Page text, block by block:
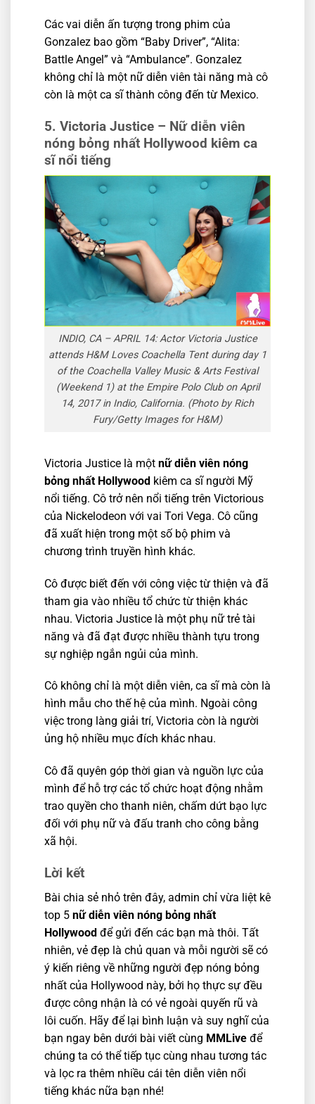
Các vai diễn ấn tượng trong phim của
Gonzalez bao gồm “Baby Driver”, “Alita:
Battle Angel” và “Ambulance”. Gonzalez
không chỉ là một nữ diễn viên tài năng mà cô
còn là một ca sĩ thành công đến từ Mexico.
5. Victoria Justice – Nữ diễn viên
nóng bỏng nhất Hollywood kiêm ca
sĩ nổi tiếng
INDIO, CA – APRIL 14: Actor Victoria Justice
attends H&M Loves Coachella Tent during day 1
of the Coachella Valley Music & Arts Festival
(Weekend 1) at the Empire Polo Club on April
14, 2017 in Indio, California. (Photo by Rich
Fury/Getty Images for H&M)
Victoria Justice là một nữ diễn viên nóng
bỏng nhất Hollywood kiêm ca sĩ người Mỹ
nổi tiếng. Cô trở nên nổi tiếng trên Victorious
của Nickelodeon với vai Tori Vega. Cô cũng
đã xuất hiện trong một số bộ phim và
chương trình truyền hình khác.
Cô được biết đến với công việc từ thiện và đã
tham gia vào nhiều tổ chức từ thiện khác
nhau. Victoria Justice là một phụ nữ trẻ tài
năng và đã đạt được nhiều thành tựu trong
sự nghiệp ngắn ngủi của mình.
Cô không chỉ là một diễn viên, ca sĩ mà còn là
hình mẫu cho thế hệ của mình. Ngoài công
việc trong làng giải trí, Victoria còn là người
ủng hộ nhiều mục đích khác nhau.
Cô đã quyên góp thời gian và nguồn lực của
mình để hỗ trợ các tổ chức hoạt động nhằm
trao quyền cho thanh niên, chấm dứt bạo lực
đối với phụ nữ và đấu tranh cho công bằng
xã hội.
Lời kết
Bài chia sẻ nhỏ trên đây, admin chỉ vừa liệt kê
top 5 nữ diễn viên nóng bỏng nhất
Hollywood để gửi đến các bạn mà thôi. Tất
nhiên, vẻ đẹp là chủ quan và mỗi người sẽ có
ý kiến ​​riêng về những người đẹp nóng bỏng
nhất của Hollywood này, bởi họ thực sự đều
được công nhận là có vẻ ngoài quyến rũ và
lôi cuốn. Hãy để lại bình luận và suy nghĩ của
bạn ngay bên dưới bài viết cùng MMLive để
chúng ta có thể tiếp tục cùng nhau tương tác
và lọc ra thêm nhiều cái tên diễn viên nổi
tiếng khác nữa bạn nhé!